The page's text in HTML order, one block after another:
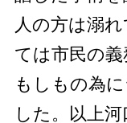
人の方は溺
ては市民の
もしもの為
した。以上